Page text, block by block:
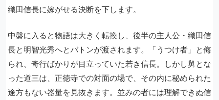
織田信長に嫁がせる決断を下します。
中盤に入ると物語は大きく転換し、後半の主人公・織田信
長と明智光秀へとバトンが渡されます。「うつけ者」と侮
られ、奇行ばかりが目立っていた若き信長。しかし舅とな
った道三は、正徳寺での対面の場で、その内に秘められた
途方もない器量を見抜きます。並みの者には理解できぬ信